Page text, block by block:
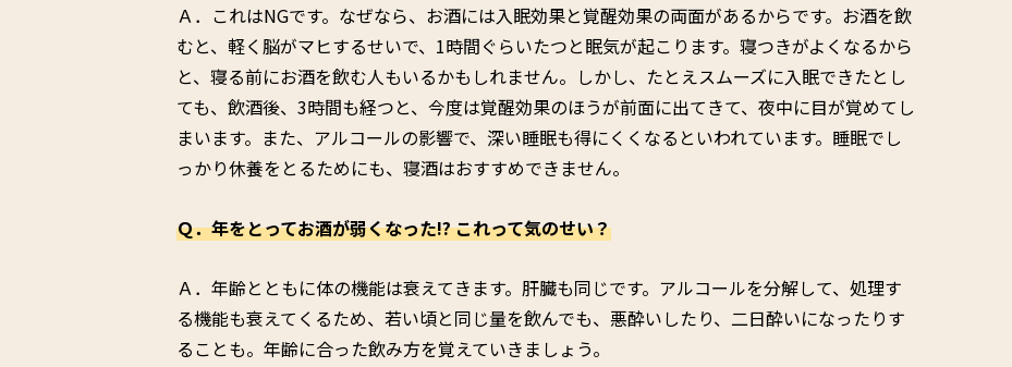
Ａ．これはNGです。なぜなら、お酒には入眠効果と覚醒効果の両面があるからです。お酒を飲
むと、軽く脳がマヒするせいで、1時間ぐらいたつと眠気が起こります。寝つきがよくなるから
と、寝る前にお酒を飲む人もいるかもしれません。しかし、たとえスムーズに入眠できたとし
ても、飲酒後、3時間も経つと、今度は覚醒効果のほうが前面に出てきて、夜中に目が覚めてし
まいます。また、アルコールの影響で、深い睡眠も得にくくなるといわれています。睡眠でし
っかり休養をとるためにも、寝酒はおすすめできません。
Ｑ．年をとってお酒が弱くなった!? これって気のせい？
Ａ．年齢とともに体の機能は衰えてきます。肝臓も同じです。アルコールを分解して、処理す
る機能も衰えてくるため、若い頃と同じ量を飲んでも、悪酔いしたり、二日酔いになったりす
ることも。年齢に合った飲み方を覚えていきましょう。